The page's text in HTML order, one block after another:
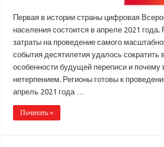
Первая в истории страны цифровая
населения состоится в апреле 2021 года.
затраты на проведение самого
события десятилетия удалось сократить
особенности будущей переписи и
нетерпением. Регионы готовы к
апрель 2021 года …
Почитать »